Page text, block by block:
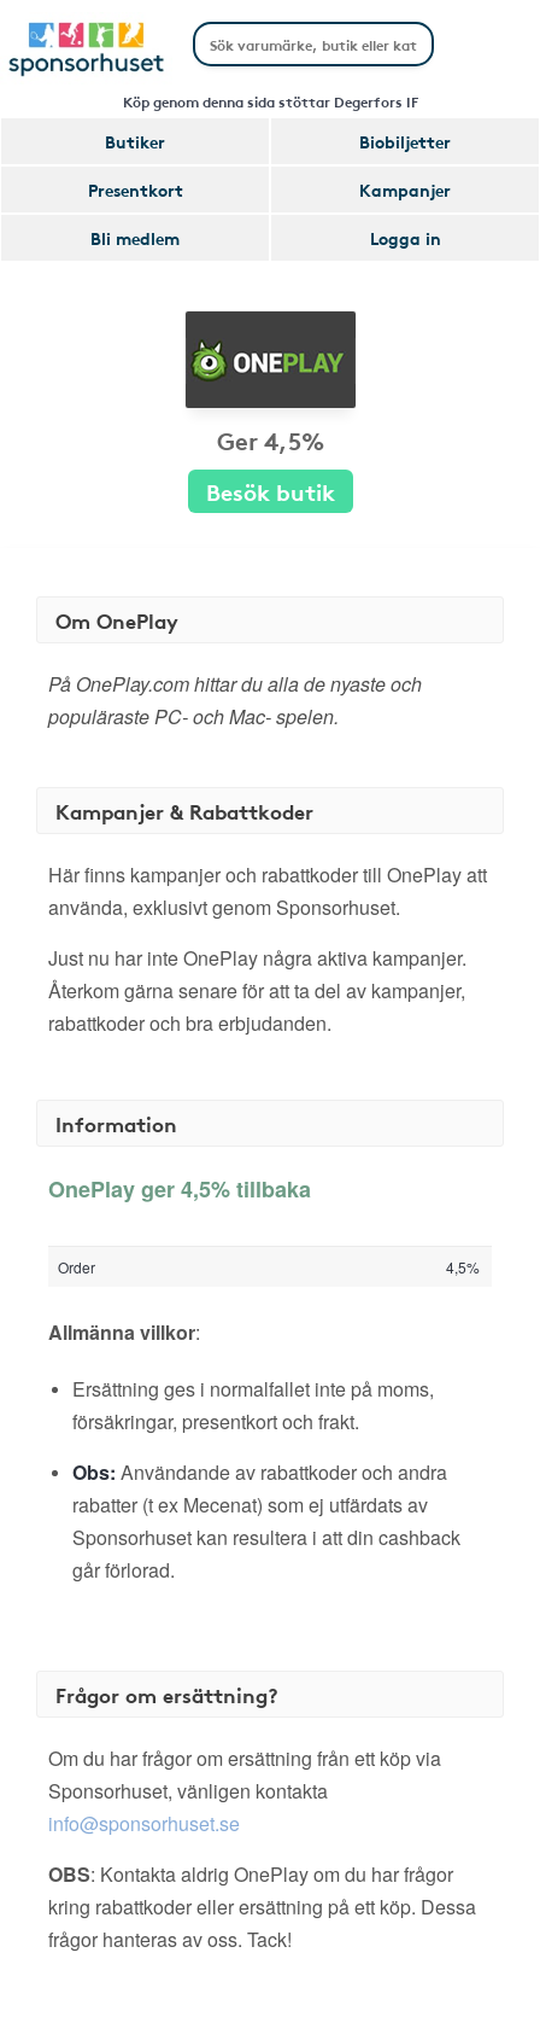
Köp genom denna sida stöttar Degerfors IF
Butiker
Biobiljetter
Presentkort
Kampanjer
Bli medlem
Logga in
Ger 4,5%
Besök butik
Om OnePlay
På OnePlay.com hittar du alla de nyaste och
populäraste PC- och Mac- spelen.
Kampanjer & Rabattkoder
Här finns kampanjer och rabattkoder till OnePlay att
använda, exklusivt genom Sponsorhuset.
Just nu har inte OnePlay några aktiva kampanjer.
Återkom gärna senare för att ta del av kampanjer,
rabattkoder och bra erbjudanden.
Information
OnePlay ger 4,5% tillbaka
Order 4,5%
Allmänna villkor:
Ersättning ges i normalfallet inte på moms,
försäkringar, presentkort och frakt.
Obs: Användande av rabattkoder och andra
rabatter (t ex Mecenat) som ej utfärdats av
Sponsorhuset kan resultera i att din cashback
går förlorad.
Frågor om ersättning?
Om du har frågor om ersättning från ett köp via
Sponsorhuset, vänligen kontakta
info@sponsorhuset.se
OBS: Kontakta aldrig OnePlay om du har frågor
kring rabattkoder eller ersättning på ett köp. Dessa
frågor hanteras av oss. Tack!